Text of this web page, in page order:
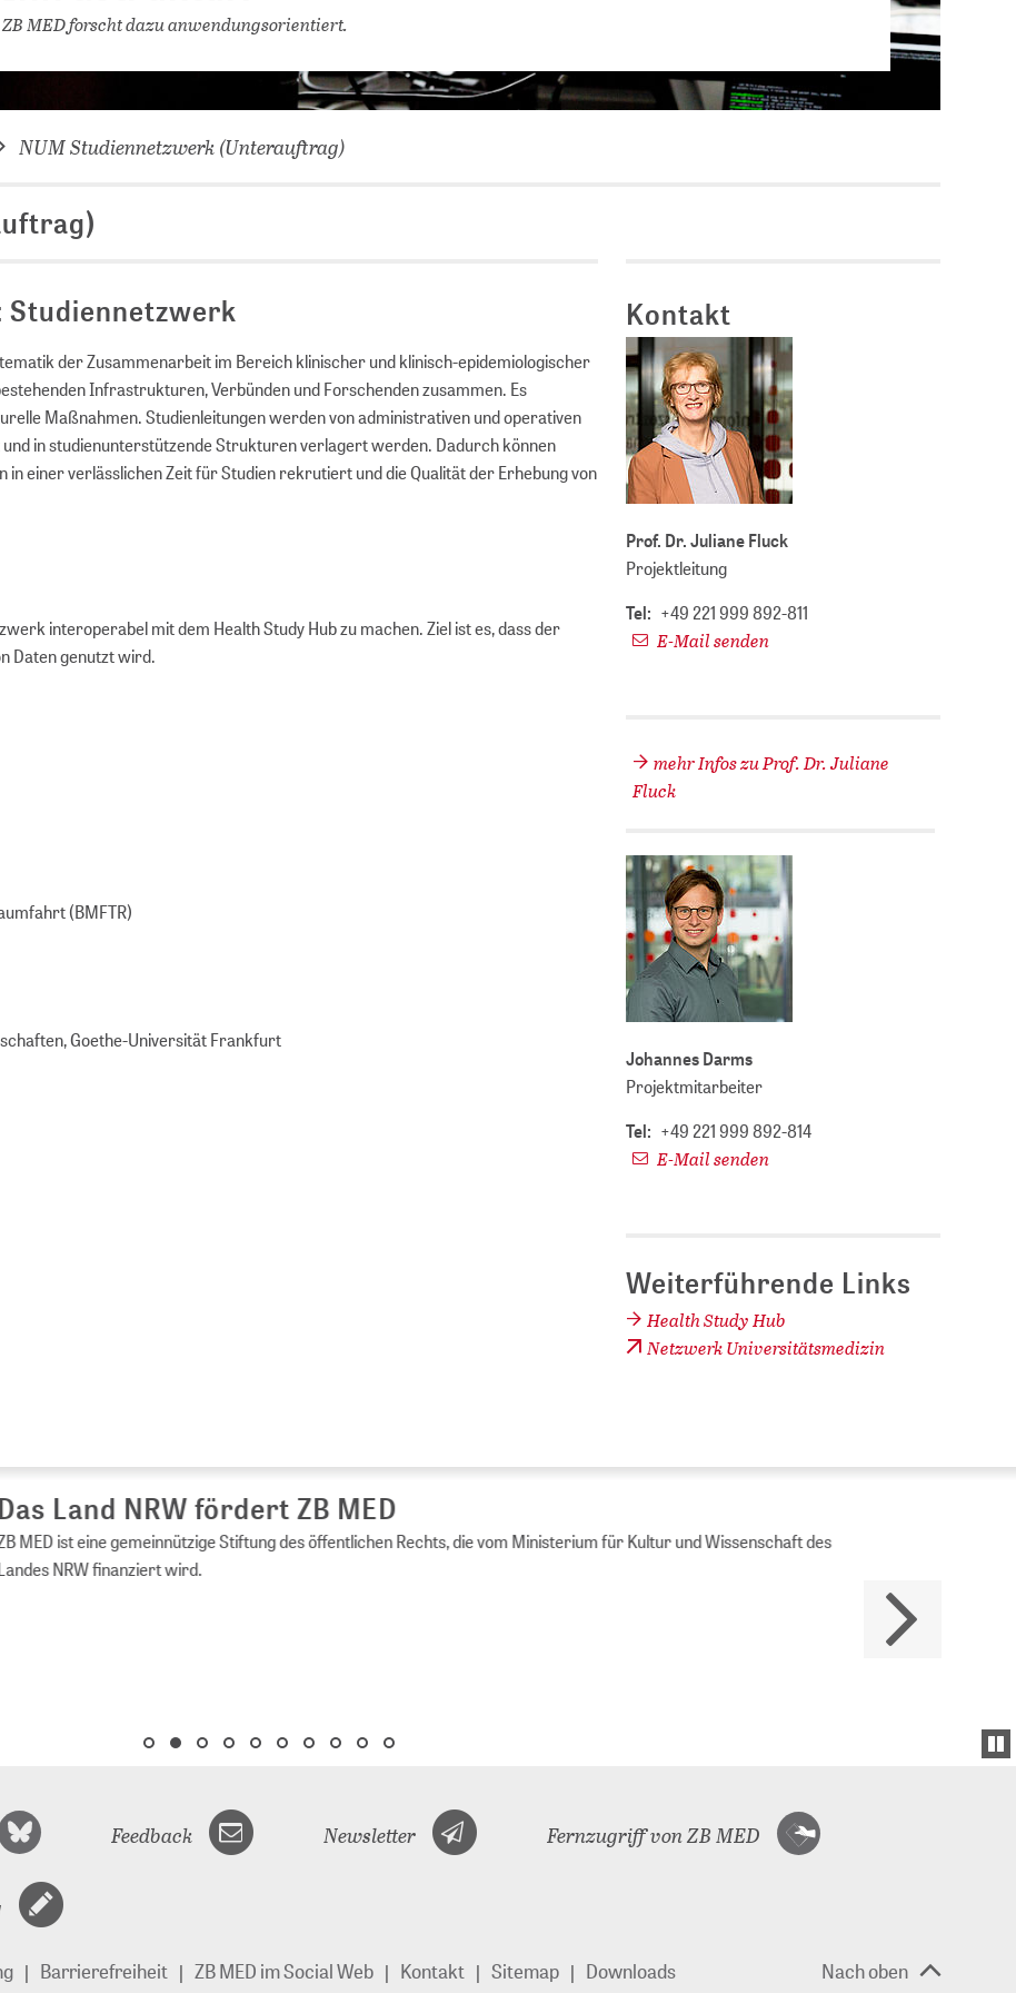
DIGITALE SAMMLUNGEN
Abschlussarbeiten bei
ZB MED
ZB MED forscht dazu anwendungsorientiert.
NUM Studiennetzwerk (Unterauftrag)
Studiennetzwerk
der Zusammenarbeit im Bereich klinischer und klinisch-epidemiologischer
Infrastrukturen, Verbünden und Forschenden zusammen. Es
Maßnahmen. Studienleitungen werden von administrativen und operativen
in studienunterstützende Strukturen verlagert werden. Dadurch können
einer verlässlichen Zeit für Studien rekrutiert und die Qualität der Erhebung von
interoperabel mit dem Health Study Hub zu machen. Ziel ist es, dass der
Daten genutzt wird.
(BMFTR)
Goethe-Universität Frankfurt
Kontakt
Prof. Dr. Juliane Fluck
Projektleitung
Tel: +49 221 999 892-811
E-Mail senden
mehr Infos zu Prof. Dr. Juliane
Fluck
Johannes Darms
Projektmitarbeiter
Tel: +49 221 999 892-814
E-Mail senden
Weiterführende Links
Health Study Hub
Netzwerk Universitätsmedizin
Das Land NRW fördert ZB MED
MED ist eine gemeinnützige Stiftung des öffentlichen Rechts, die vom Ministerium für Kultur und Wissenschaft des
NRW finanziert wird.
Feedback Newsletter Fernzugriff von ZB MED
Barrierefreiheit ZB MED im Social Web Kontakt Sitemap Downloads Nach oben